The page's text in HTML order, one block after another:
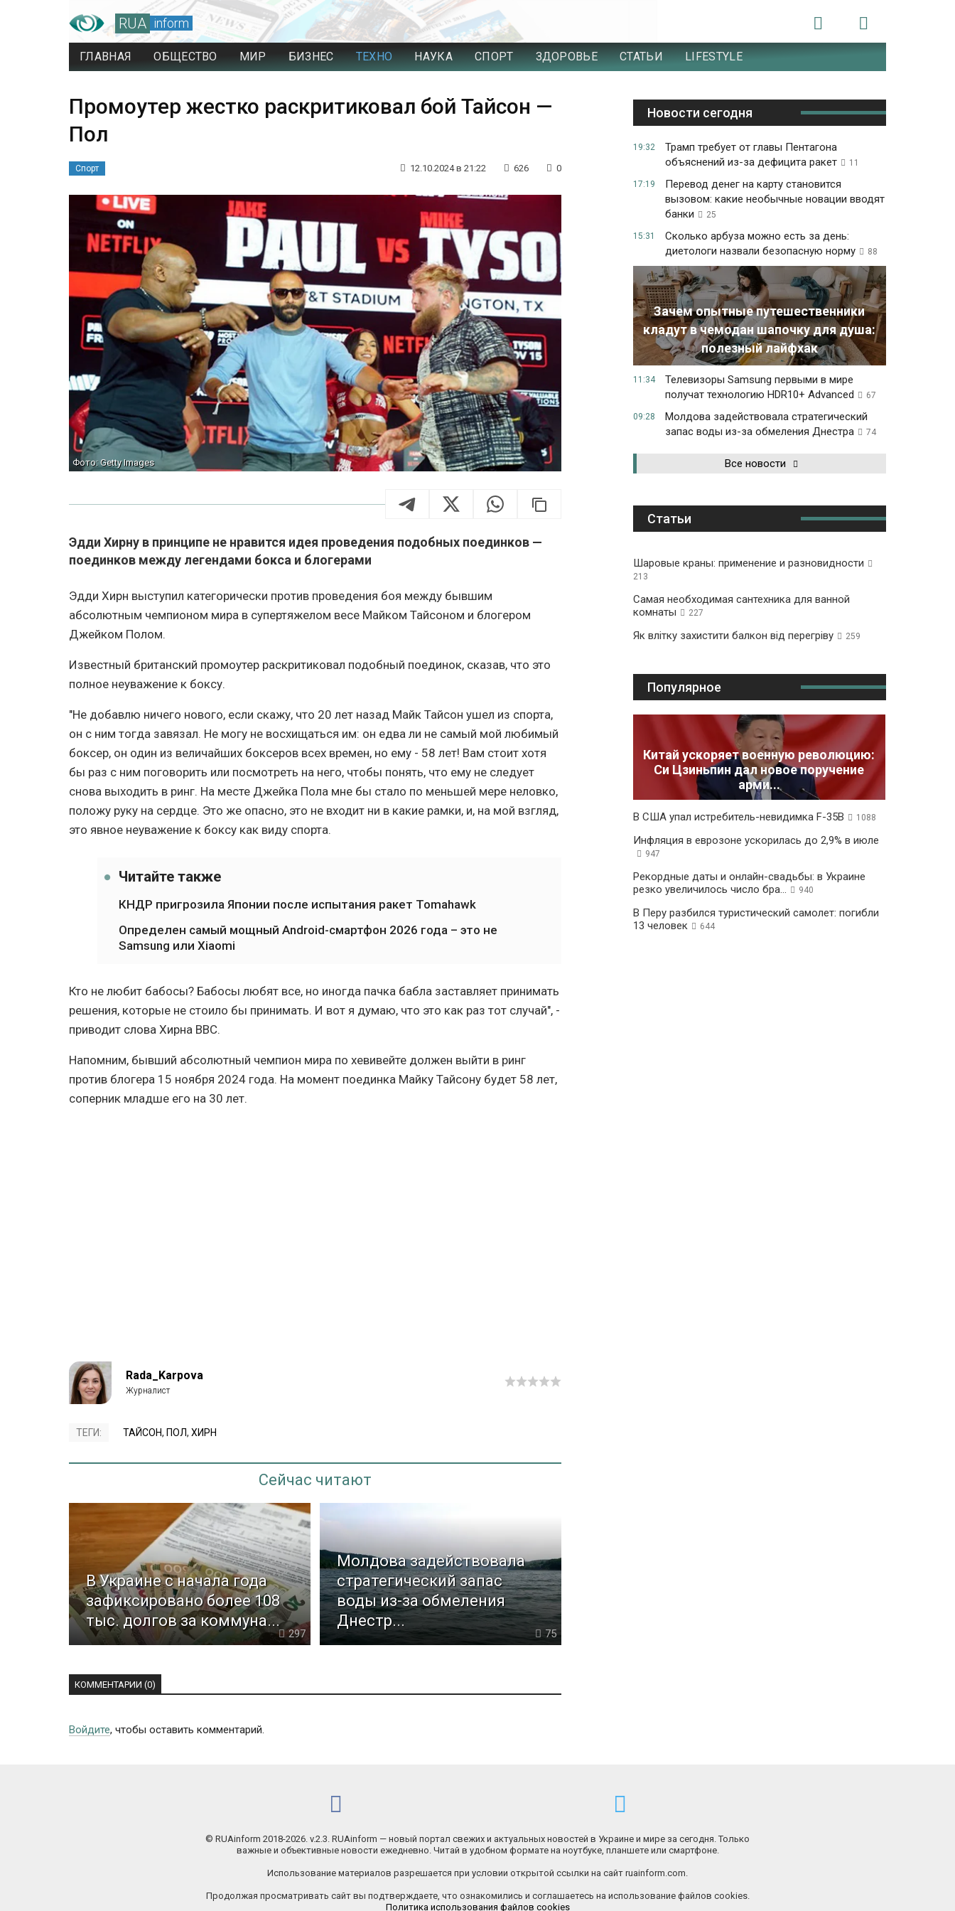
RUA inform
ГЛАВНАЯ ОБЩЕСТВО МИР БИЗНЕС ТЕХНО НАУКА СПОРТ ЗДОРОВЬЕ СТАТЬИ LIFESTYLE
Промоутер жестко раскритиковал бой Тайсон —
Пол
Спорт 12.10.2024 в 21:22 626 0
Фото: Getty Images
Эдди Хирну в принципе не нравится идея проведения подобных поединков —
поединков между легендами бокса и блогерами
Эдди Хирн выступил категорически против проведения боя между бывшим
абсолютным чемпионом мира в супертяжелом весе Майком Тайсоном и блогером
Джейком Полом.
Известный британский промоутер раскритиковал подобный поединок, сказав, что это
полное неуважение к боксу.
"Не добавлю ничего нового, если скажу, что 20 лет назад Майк Тайсон ушел из спорта,
он с ним тогда завязал. Не могу не восхищаться им: он едва ли не самый мой любимый
боксер, он один из величайших боксеров всех времен, но ему - 58 лет! Вам стоит хотя
бы раз с ним поговорить или посмотреть на него, чтобы понять, что ему не следует
снова выходить в ринг. На месте Джейка Пола мне бы стало по меньшей мере неловко,
положу руку на сердце. Это же опасно, это не входит ни в какие рамки, и, на мой взгляд,
это явное неуважение к боксу как виду спорта.
Читайте также
КНДР пригрозила Японии после испытания ракет Tomahawk
Определен самый мощный Android-смартфон 2026 года – это не
Samsung или Xiaomi
Кто не любит бабосы? Бабосы любят все, но иногда пачка бабла заставляет принимать
решения, которые не стоило бы принимать. И вот я думаю, что это как раз тот случай", -
приводит слова Хирна BBC.
Напомним, бывший абсолютный чемпион мира по хевивейте должен выйти в ринг
против блогера 15 ноября 2024 года. На момент поединка Майку Тайсону будет 58 лет,
соперник младше его на 30 лет.
Rada_Karpova
ТЕГИ: ТАЙСОН, ПОЛ, ХИРН
Сейчас читают
В Украине с начала года
зафиксировано более 108
тыс. долгов за коммуна...
297
Молдова задействовала
стратегический запас
воды из-за обмеления
Днестр...
75
КОММЕНТАРИИ (0)
Войдите, чтобы оставить комментарий.
Новости сегодня
19:32
Трамп требует от главы Пентагона
объяснений из-за дефицита ракет
11
17:19
Перевод денег на карту становится
вызовом: какие необычные новации вводят
банки
25
15:31
Сколько арбуза можно есть за день:
диетологи назвали безопасную норму
88
Зачем опытные путешественники
кладут в чемодан шапочку для душа:
полезный лайфхак
11:34
Телевизоры Samsung первыми в мире
получат технологию HDR10+ Advanced
67
09:28
Молдова задействовала стратегический
запас воды из-за обмеления Днестра
74
Все новости
Статьи
Шаровые краны: применение и разновидности
213
Самая необходимая сантехника для ванной
комнаты
227
Як влітку захистити балкон від перегріву 259
Популярное
Китай ускоряет военную революцию:
Си Цзиньпин дал новое поручение
арми...
В США упал истребитель-невидимка F-35B 1088
Инфляция в еврозоне ускорилась до 2,9% в июле
947
Рекордные даты и онлайн-свадьбы: в Украине
резко увеличилось число бра...
940
В Перу разбился туристический самолет: погибли
13 человек
644
© RUAinform 2018-2026. v.2.3. RUAinform — новый портал свежих и актуальных новостей в Украине и мире за сегодня. Только
важные и объективные новости ежедневно. Читай в удобном формате на ноутбуке, планшете или смартфоне.
Использование материалов разрешается при условии открытой ссылки на сайт ruainform.com.
Продолжая просматривать сайт вы подтверждаете, что ознакомились и соглашаетесь на использование файлов cookies.
Политика использования файлов cookies